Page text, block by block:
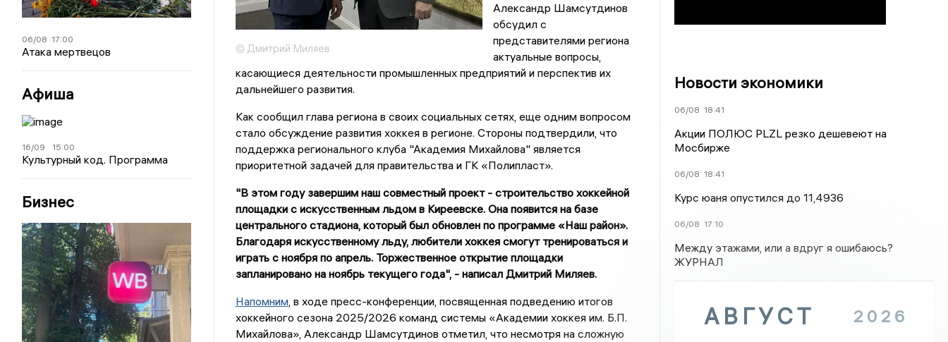
06/08 17:00
Атака мертвецов
Афиша
16/09 15:00
Культурный код. Программа
Бизнес
© Дмитрий Миляев
Александр Шамсутдинов
обсудил с
представителями региона
актуальные вопросы,
касающиеся деятельности промышленных предприятий и перспектив их
дальнейшего развития.
Как сообщил глава региона в своих социальных сетях, еще одним вопросом
стало обсуждение развития хоккея в регионе. Стороны подтвердили, что
поддержка регионального клуба "Академия Михайлова" является
приоритетной задачей для правительства и ГК «Полипласт».
"В этом году завершим наш совместный проект - строительство хоккейной
площадки с искусственным льдом в Киреевске. Она появится на базе
центрального стадиона, который был обновлен по программе «Наш район».
Благодаря искусственному льду, любители хоккея смогут тренироваться и
играть с ноября по апрель. Торжественное открытие площадки
запланировано на ноябрь текущего года", - написал Дмитрий Миляев.
Напомним, в ходе пресс-конференции, посвященная подведению итогов
хоккейного сезона 2025/2026 команд системы «Академии хоккея им. Б.П.
Михайлова», Александр Шамсутдинов отметил, что несмотря на сложную
Новости экономики
06/08 18:41
Акции ПОЛЮС PLZL резко дешевеют на
Мосбирже
06/08 18:41
Курс юаня опустился до 11,4936
06/08 17:10
Между этажами, или а вдруг я ошибаюсь?
ЖУРНАЛ
АВГУСТ 2026